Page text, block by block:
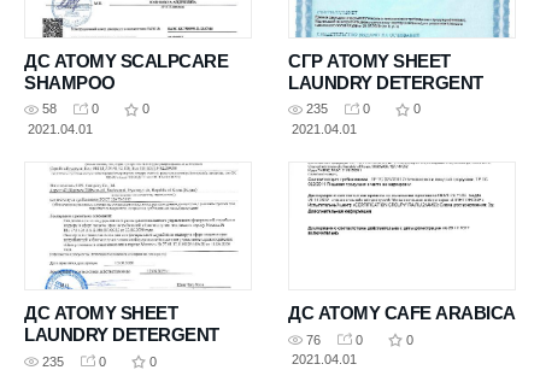
ДС ATOMY SCALPCARE
SHAMPOO
58 0
0
2021.04.01
СГР ATOMY SHEET
LAUNDRY DETERGENT
235 0
0
2021.04.01
ДС ATOMY SHEET
LAUNDRY DETERGENT
235 0
0
ДС ATOMY CAFE ARABICA
76 0
0
2021.04.01